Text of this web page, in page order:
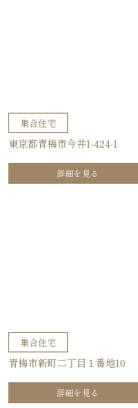
集合住宅
東京都青梅市今井1-424-1
詳細を見る
集合住宅
青梅市新町二丁目１番地10
詳細を見る